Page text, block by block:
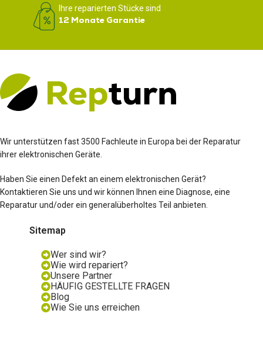
Ihre reparierten Stücke sind
12 Monate Garantie
Wir unterstützen fast 3500 Fachleute in Europa bei der Reparatur
ihrer elektronischen Geräte.
Haben Sie einen Defekt an einem elektronischen Gerät?
Kontaktieren Sie uns und wir können Ihnen eine Diagnose, eine
Reparatur und/oder ein generalüberholtes Teil anbieten.
Sitemap
Wer sind wir?
Wie wird repariert?
Unsere Partner
HÄUFIG GESTELLTE FRAGEN
Blog
Wie Sie uns erreichen